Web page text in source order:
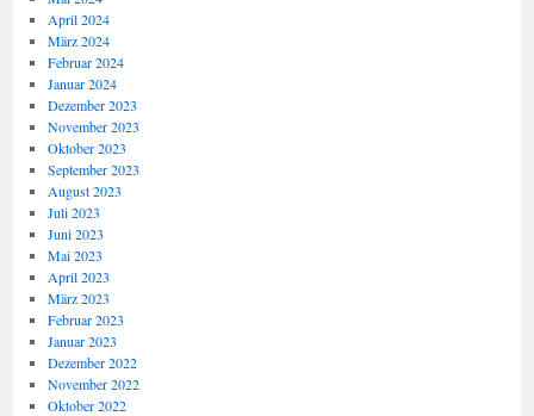
April 2024
März 2024
Februar 2024
Januar 2024
Dezember 2023
November 2023
Oktober 2023
September 2023
August 2023
Juli 2023
Juni 2023
Mai 2023
April 2023
März 2023
Februar 2023
Januar 2023
Dezember 2022
November 2022
Oktober 2022